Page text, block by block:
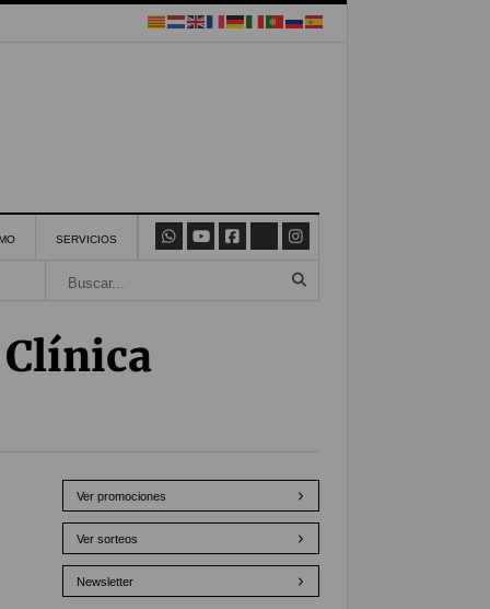
SERVICIOS
Ver promociones
Ver sorteos
Newsletter